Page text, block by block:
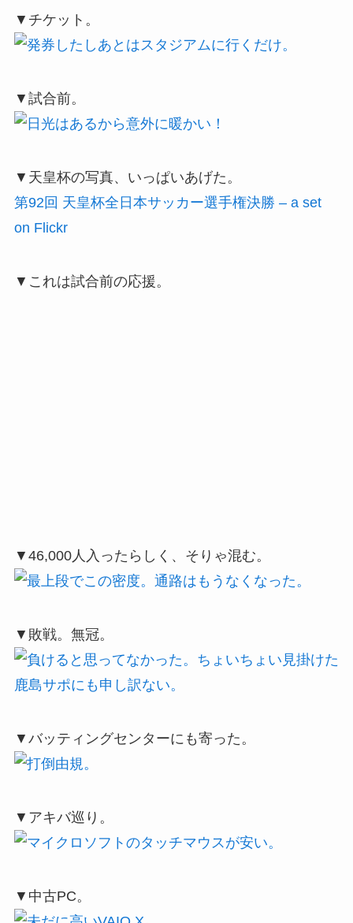
▼チケット。
▼試合前。
▼天皇杯の写真、いっぱいあげた。
第92回 天皇杯全日本サッカー選手権決勝 – a set
on Flickr
▼これは試合前の応援。
▼46,000人入ったらしく、そりゃ混む。
▼敗戦。無冠。
▼バッティングセンターにも寄った。
▼アキバ巡り。
▼中古PC。